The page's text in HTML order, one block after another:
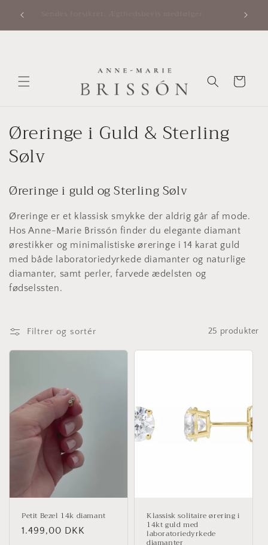
indhold
Indkøbskurv
K
o
l
l
e
k
t
i
n
Øreringe i Guld & Sterling
Sølv
Øreringe i guld og Sterling Sølv
Øreringe er et klassisk smykke der aldrig går af mode.
Hos Anne-Marie Brissón finder du elegante diamant
ørestikker og minimalistiske øreringe i 14 karat guld
med både laboratoriedyrkede diamanter og naturlige
diamanter, samt perler, farvede ædelsten og
fødselssten.
Filtrer og sortér 25 produkter
Petit Bezel 14k diamant
Normalpris
1.499,00 DKK
Klassisk solitaire ørering i
14kt guld med
laboratoriedyrkede
diamanter